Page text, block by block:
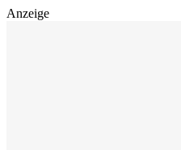
Anzeige